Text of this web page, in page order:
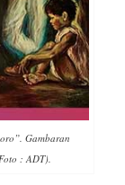
Gambaran
: ADT).